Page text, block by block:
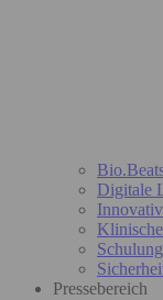
Digitale
Pressebereich